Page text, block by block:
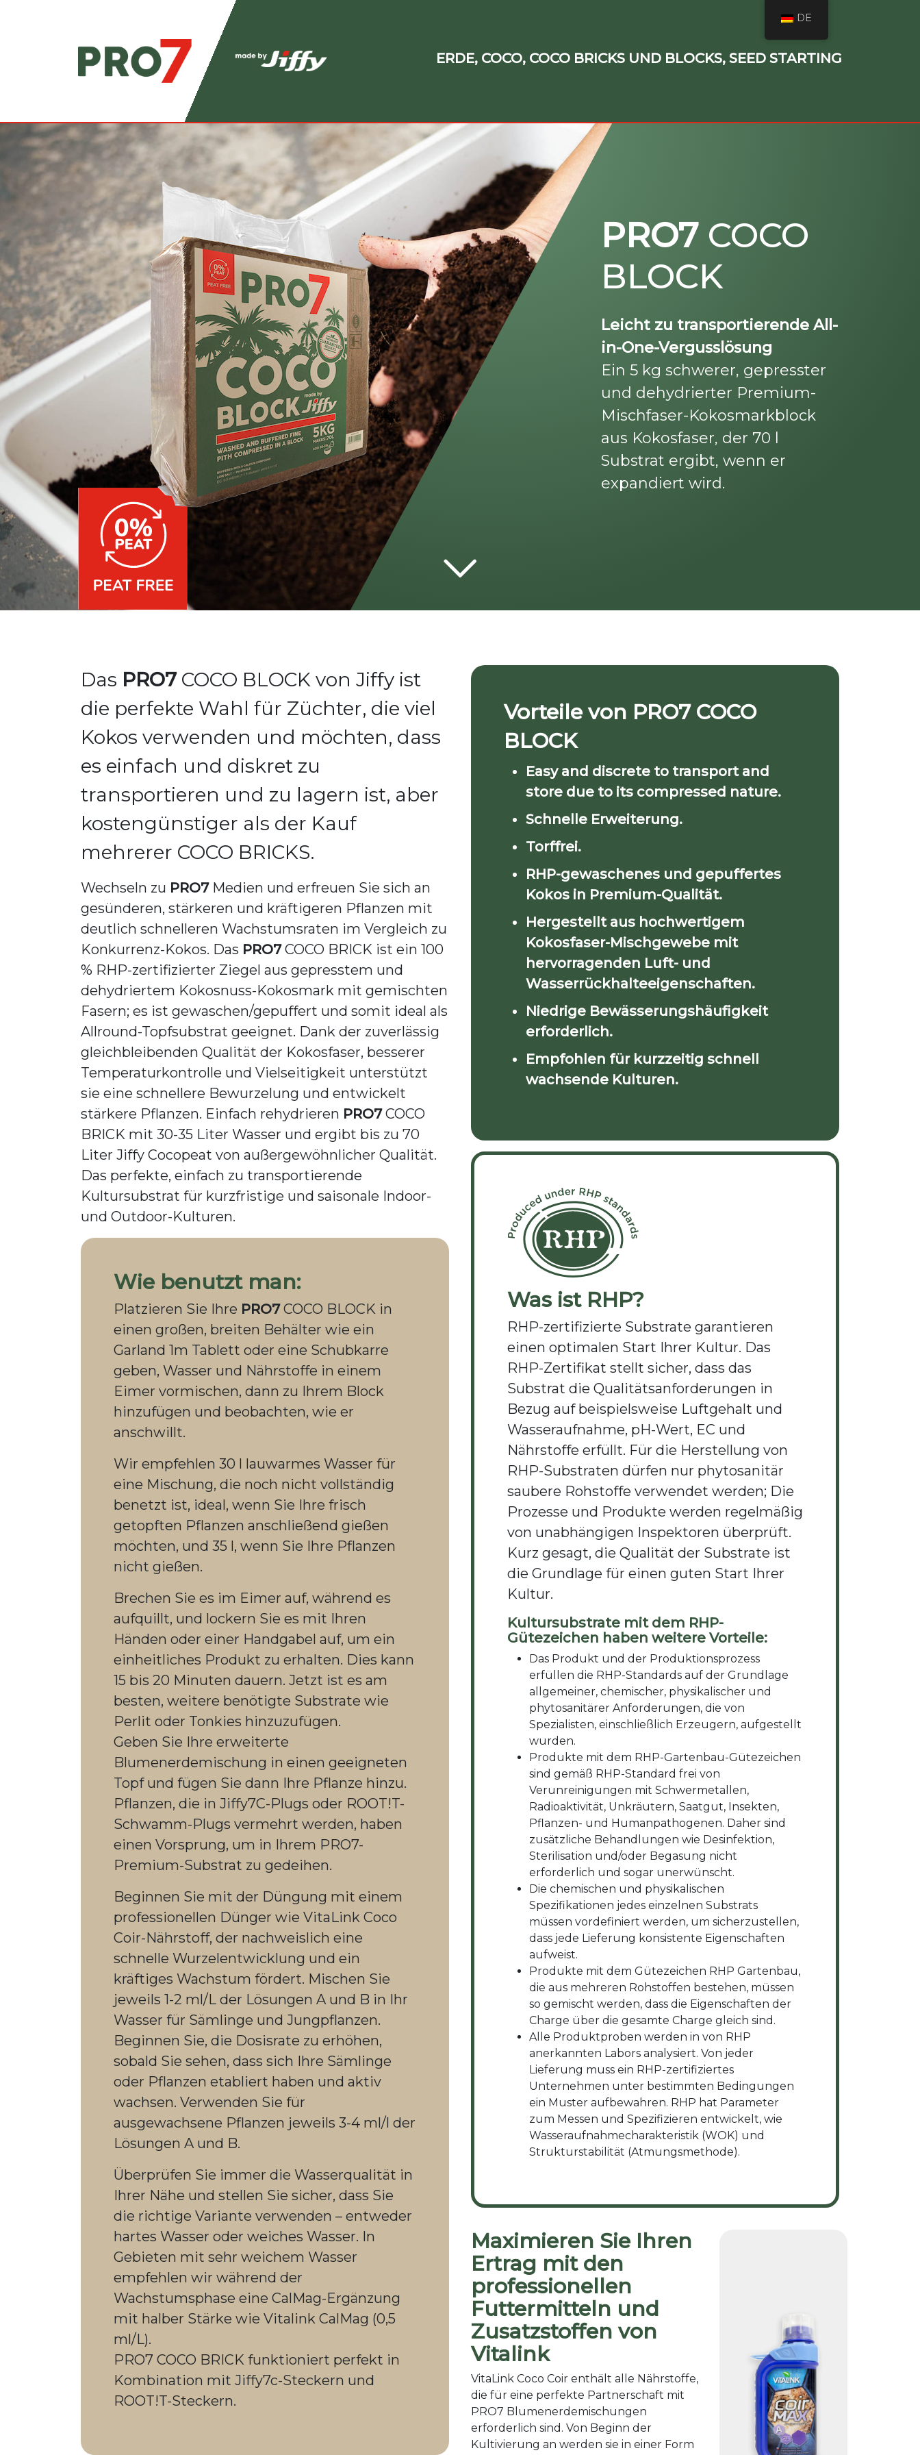
ERDE, COCO, COCO BRICKS UND BLOCKS, SEED STARTING
PRO7 COCO
BLOCK
Leicht zu transportierende All-
in-One-Vergusslösung
Ein 5 kg schwerer, gepresster
und dehydrierter Premium-
Mischfaser-Kokosmarkblock
aus Kokosfaser, der 70 l
Substrat ergibt, wenn er
expandiert wird.
Das PRO7COCO BLOCK von Jiffy ist
die perfekte Wahl für Züchter, die viel
Kokos verwenden und möchten, dass
es einfach und diskret zu
transportieren und zu lagern ist, aber
kostengünstiger als der Kauf
mehrerer COCO BRICKS.
Wechseln zu PRO7Medien und erfreuen Sie sich an
gesünderen, stärkeren und kräftigeren Pflanzen mit
deutlich schnelleren Wachstumsraten im Vergleich zu
Konkurrenz-Kokos. Das PRO7COCO BRICK ist ein 100
% RHP-zertifizierter Ziegel aus gepresstem und
dehydriertem Kokosnuss-Kokosmark mit gemischten
Fasern; es ist gewaschen/gepuffert und somit ideal als
Allround-Topfsubstrat geeignet. Dank der zuverlässig
gleichbleibenden Qualität der Kokosfaser, besserer
Temperaturkontrolle und Vielseitigkeit unterstützt
sie eine schnellere Bewurzelung und entwickelt
stärkere Pflanzen. Einfach rehydrieren PRO7COCO
BRICK mit 30-35 Liter Wasser und ergibt bis zu 70
Liter Jiffy Cocopeat von außergewöhnlicher Qualität.
Das perfekte, einfach zu transportierende
Kultursubstrat für kurzfristige und saisonale Indoor-
und Outdoor-Kulturen.
Wie benutzt man:
Platzieren Sie Ihre PRO7COCO BLOCK in
einen großen, breiten Behälter wie ein
Garland 1m Tablett oder eine Schubkarre
geben, Wasser und Nährstoffe in einem
Eimer vormischen, dann zu Ihrem Block
hinzufügen und beobachten, wie er
anschwillt.
Wir empfehlen 30 l lauwarmes Wasser für
eine Mischung, die noch nicht vollständig
benetzt ist, ideal, wenn Sie Ihre frisch
getopften Pflanzen anschließend gießen
möchten, und 35 l, wenn Sie Ihre Pflanzen
nicht gießen.
Brechen Sie es im Eimer auf, während es
aufquillt, und lockern Sie es mit Ihren
Händen oder einer Handgabel auf, um ein
einheitliches Produkt zu erhalten. Dies kann
15 bis 20 Minuten dauern. Jetzt ist es am
besten, weitere benötigte Substrate wie
Perlit oder Tonkies hinzuzufügen.
Geben Sie Ihre erweiterte
Blumenerdemischung in einen geeigneten
Topf und fügen Sie dann Ihre Pflanze hinzu.
Pflanzen, die in Jiffy7C-Plugs oder ROOT!T-
Schwamm-Plugs vermehrt werden, haben
einen Vorsprung, um in Ihrem PRO7-
Premium-Substrat zu gedeihen.
Beginnen Sie mit der Düngung mit einem
professionellen Dünger wie VitaLink Coco
Coir-Nährstoff, der nachweislich eine
schnelle Wurzelentwicklung und ein
kräftiges Wachstum fördert. Mischen Sie
jeweils 1-2 ml/L der Lösungen A und B in Ihr
Wasser für Sämlinge und Jungpflanzen.
Beginnen Sie, die Dosisrate zu erhöhen,
sobald Sie sehen, dass sich Ihre Sämlinge
oder Pflanzen etabliert haben und aktiv
wachsen. Verwenden Sie für
ausgewachsene Pflanzen jeweils 3-4 ml/l der
Lösungen A und B.
Überprüfen Sie immer die Wasserqualität in
Ihrer Nähe und stellen Sie sicher, dass Sie
die richtige Variante verwenden – entweder
hartes Wasser oder weiches Wasser. In
Gebieten mit sehr weichem Wasser
empfehlen wir während der
Wachstumsphase eine CalMag-Ergänzung
mit halber Stärke wie Vitalink CalMag (0,5
ml/L).
PRO7 COCO BRICK funktioniert perfekt in
Kombination mit Jiffy7c-Steckern und
ROOT!T-Steckern.
Vorteile von PRO7COCO
BLOCK
Easy and discrete to transport and
store due to its compressed nature.
Schnelle Erweiterung.
Torffrei.
RHP-gewaschenes und gepuffertes
Kokos in Premium-Qualität.
Hergestellt aus hochwertigem
Kokosfaser-Mischgewebe mit
hervorragenden Luft- und
Wasserrückhalteeigenschaften.
Niedrige Bewässerungshäufigkeit
erforderlich.
Empfohlen für kurzzeitig schnell
wachsende Kulturen.
Was ist RHP?
RHP-zertifizierte Substrate garantieren
einen optimalen Start Ihrer Kultur. Das
RHP-Zertifikat stellt sicher, dass das
Substrat die Qualitätsanforderungen in
Bezug auf beispielsweise Luftgehalt und
Wasseraufnahme, pH-Wert, EC und
Nährstoffe erfüllt. Für die Herstellung von
RHP-Substraten dürfen nur phytosanitär
saubere Rohstoffe verwendet werden; Die
Prozesse und Produkte werden regelmäßig
von unabhängigen Inspektoren überprüft.
Kurz gesagt, die Qualität der Substrate ist
die Grundlage für einen guten Start Ihrer
Kultur.
Kultursubstrate mit dem RHP-
Gütezeichen haben weitere Vorteile:
Das Produkt und der Produktionsprozess
erfüllen die RHP-Standards auf der Grundlage
allgemeiner, chemischer, physikalischer und
phytosanitärer Anforderungen, die von
Spezialisten, einschließlich Erzeugern, aufgestellt
wurden.
Produkte mit dem RHP-Gartenbau-Gütezeichen
sind gemäß RHP-Standard frei von
Verunreinigungen mit Schwermetallen,
Radioaktivität, Unkräutern, Saatgut, Insekten,
Pflanzen- und Humanpathogenen. Daher sind
zusätzliche Behandlungen wie Desinfektion,
Sterilisation und/oder Begasung nicht
erforderlich und sogar unerwünscht.
Die chemischen und physikalischen
Spezifikationen jedes einzelnen Substrats
müssen vordefiniert werden, um sicherzustellen,
dass jede Lieferung konsistente Eigenschaften
aufweist.
Produkte mit dem Gütezeichen RHP Gartenbau,
die aus mehreren Rohstoffen bestehen, müssen
so gemischt werden, dass die Eigenschaften der
Charge über die gesamte Charge gleich sind.
Alle Produktproben werden in von RHP
anerkannten Labors analysiert. Von jeder
Lieferung muss ein RHP-zertifiziertes
Unternehmen unter bestimmten Bedingungen
ein Muster aufbewahren. RHP hat Parameter
zum Messen und Spezifizieren entwickelt, wie
Wasseraufnahmecharakteristik (WOK) und
Strukturstabilität (Atmungsmethode).
Maximieren Sie Ihren
Ertrag mit den
professionellen
Futtermitteln und
Zusatzstoffen von
Vitalink
VitaLink Coco Coir enthält alle Nährstoffe,
die für eine perfekte Partnerschaft mit
PRO7 Blumenerdemischungen
erforderlich sind. Von Beginn der
Kultivierung an werden sie in einer Form
DE